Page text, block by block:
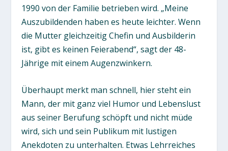
1990 von der Familie betrieben wird. „Meine
Auszubildenden haben es heute leichter. Wenn
die Mutter gleichzeitig Chefin und Ausbilderin
ist, gibt es keinen Feierabend“, sagt der 48-
Jährige mit einem Augenzwinkern.
Überhaupt merkt man schnell, hier steht ein
Mann, der mit ganz viel Humor und Lebenslust
aus seiner Berufung schöpft und nicht müde
wird, sich und sein Publikum mit lustigen
Anekdoten zu unterhalten. Etwas Lehrreiches